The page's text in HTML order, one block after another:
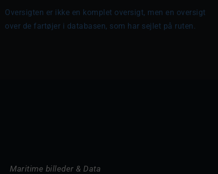
Oversigten er ikke en komplet oversigt, men en oversigt
over de fartøjer i databasen, som har sejlet på ruten.
Maritime billeder & Data